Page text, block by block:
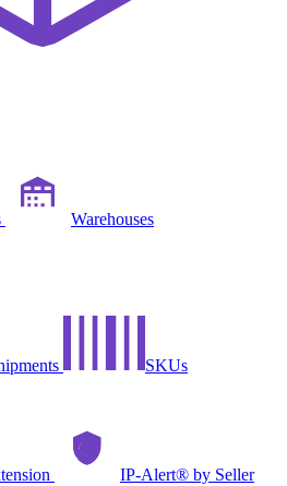
Warehouses
SKUs
IP-Alert® by Seller